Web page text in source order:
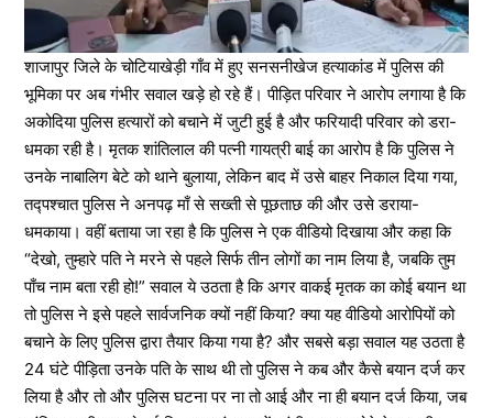
शाजापुर जिले के चोटियाखेड़ी गाँव में हुए सनसनीखेज हत्याकांड में पुलिस की
भूमिका पर अब गंभीर सवाल खड़े हो रहे हैं। पीड़ित परिवार ने आरोप लगाया है कि
अकोदिया पुलिस हत्यारों को बचाने में जुटी हुई है और फरियादी परिवार को डरा-
धमका रही है। मृतक शांतिलाल की पत्नी गायत्री बाई का आरोप है कि पुलिस ने
उनके नाबालिग बेटे को थाने बुलाया, लेकिन बाद में उसे बाहर निकाल दिया गया,
तद्पश्चात पुलिस ने अनपढ़ माँ से सख्ती से पूछताछ की और उसे डराया-
धमकाया। वहीं बताया जा रहा है कि पुलिस ने एक वीडियो दिखाया और कहा कि
“देखो, तुम्हारे पति ने मरने से पहले सिर्फ तीन लोगों का नाम लिया है, जबकि तुम
पाँच नाम बता रही हो!” सवाल ये उठता है कि अगर वाकई मृतक का कोई बयान था
तो पुलिस ने इसे पहले सार्वजनिक क्यों नहीं किया? क्या यह वीडियो आरोपियों को
बचाने के लिए पुलिस द्वारा तैयार किया गया है? और सबसे बड़ा सवाल यह उठता है
24 घंटे पीड़िता उनके पति के साथ थी तो पुलिस ने कब और कैसे बयान दर्ज कर
लिया है और तो और पुलिस घटना पर ना तो आई और ना ही बयान दर्ज किया, जब